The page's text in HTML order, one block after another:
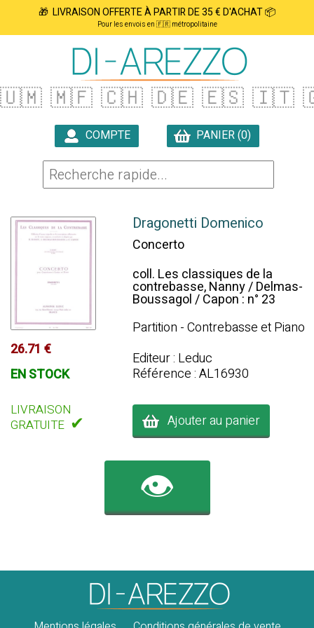
🎁 LIVRAISON OFFERTE À PARTIR DE 35 € D'ACHAT 📦
Pour les envois en 🇫🇷 métropolitaine
🇺🇲 🇲🇫 🇨🇭 🇩🇪 🇪🇸 🇮🇹
COMPTE
PANIER (0)
26.71 €
EN STOCK
LIVRAISON
GRATUITE ✔
Dragonetti Domenico
Concerto
coll. Les classiques de la
contrebasse, Nanny / Delmas-
Boussagol / Capon : n° 23
Partition - Contrebasse et Piano
Editeur : Leduc
Référence : AL16930
Ajouter au panier
👁️